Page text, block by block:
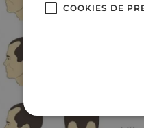
COOKIES DE